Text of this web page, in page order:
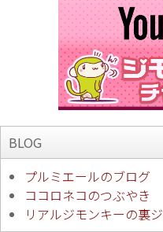
BLOG
プルミエールのブログ
ココロネコのつぶやき
リアルジモンキーの裏